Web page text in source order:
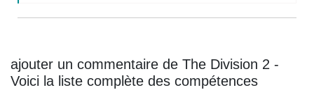
ajouter un commentaire de The Division 2 -
Voici la liste complète des compétences